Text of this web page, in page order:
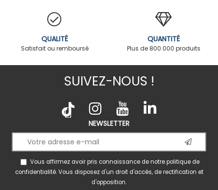
QUALITÉ
Satisfait ou remboursé
QUANTITÉ
Plus de 800.000 produits
SUIVEZ-NOUS !
NEWSLETTER
Vous affirmez avoir pris connaissance de notrepolitique de
confidentialité. Vous disposez d'un droit d'accès, de rectification et
d'opposition.